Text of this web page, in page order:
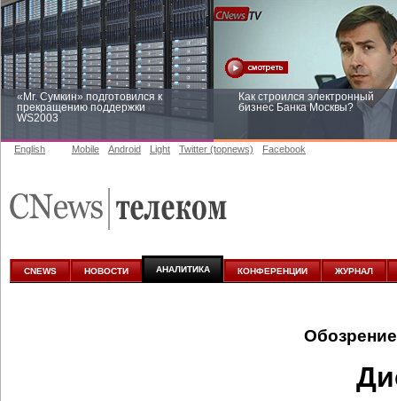
«Mr. Сумкин» подготовился к
прекращению поддержки
WS2003
Как строился электронный
бизнес Банка Москвы?
аналитике
English Mobile Android Light Twitter (topnews) Facebook
CNEWS НОВОСТИ АНАЛИТИКА КОНФЕРЕНЦИИ ЖУРНАЛ